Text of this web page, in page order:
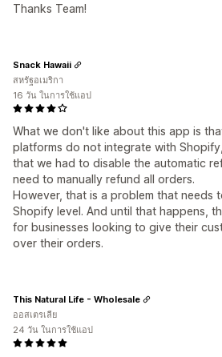
Thanks Team!
What we don't like about this app is
platforms do not integrate with Shopify,
that we had to disable the automatic
need to manually refund all orders.
However, that is a problem that needs
Shopify level. And until that happens,
for businesses looking to give their
over their orders.
Snack Hawaii
สหรัฐอเมริกา
16 วัน ในการใช้แอป
This Natural Life - Wholesale
ออสเตรเลีย
24 วัน ในการใช้แอป